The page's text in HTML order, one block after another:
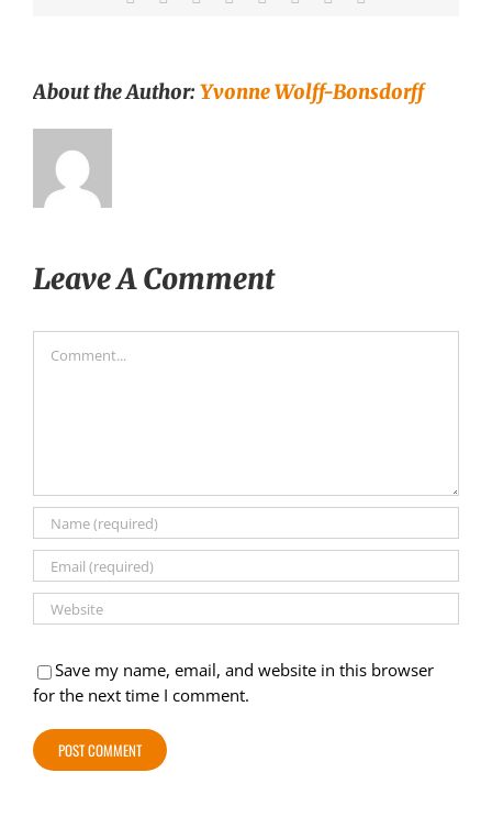
About the Author:Yvonne Wolff-Bonsdorff
Leave A Comment
Save my name, email, and website in this browser
for the next time I comment.